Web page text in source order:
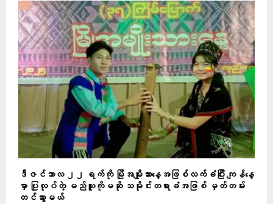
ဒီဇင်ဘာလ ၂၂ ရက်ကို မြိုအမျိုးသားနေ့အဖြစ်လက်ခံပြီး ကျန်နေ့
မှာ ပြုလုပ်တဲ့ မည်သူကိုမဆို သမိုင်းတရားခံအဖြစ် မှတ်တမ်း
တင်သွားမယ်